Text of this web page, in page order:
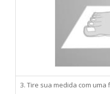
3. Tire sua medida com